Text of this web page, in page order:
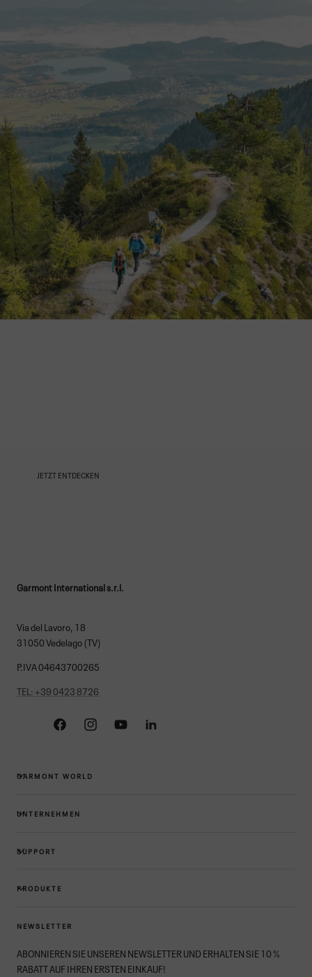
JETZT ENTDECKEN
Garmont International s.r.l.
Via del Lavoro, 18
31050 Vedelago (TV)
P.IVA 04643700265
TEL: +39 0423 8726
FacebookInstagramYouTubeLinkedin
GARMONT WORLD
UNTERNEHMEN
SUPPORT
PRODUKTE
NEWSLETTER
ABONNIEREN SIE UNSEREN NEWSLETTER UND ERHALTEN SIE 10 %
RABATT AUF IHREN ERSTEN EINKAUF!